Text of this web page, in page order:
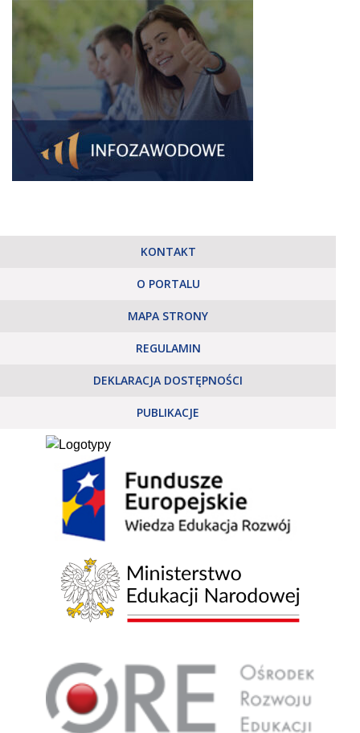
KONTAKT
O PORTALU
MAPA STRONY
REGULAMIN
DEKLARACJA DOSTĘPNOŚCI
PUBLIKACJE